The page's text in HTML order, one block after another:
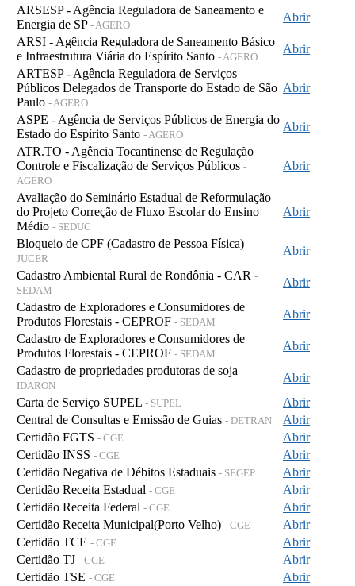
ARSESP - Agência Reguladora de Saneamento e
Energia de SP - AGERO
Abrir
ARSI - Agência Reguladora de Saneamento Básico
e Infraestrutura Viária do Espírito Santo - AGERO
Abrir
ARTESP - Agência Reguladora de Serviços
Públicos Delegados de Transporte do Estado de São
Paulo - AGERO
Abrir
ASPE - Agência de Serviços Públicos de Energia do
Estado do Espírito Santo - AGERO
Abrir
ATR.TO - Agência Tocantinense de Regulação
Controle e Fiscalização de Serviços Públicos -
AGERO
Abrir
Avaliação do Seminário Estadual de Reformulação
do Projeto Correção de Fluxo Escolar do Ensino
Médio - SEDUC
Abrir
Bloqueio de CPF (Cadastro de Pessoa Física) -
JUCER
Abrir
Cadastro Ambiental Rural de Rondônia - CAR -
SEDAM
Abrir
Cadastro de Exploradores e Consumidores de
Produtos Florestais - CEPROF - SEDAM
Abrir
Cadastro de Exploradores e Consumidores de
Produtos Florestais - CEPROF - SEDAM
Abrir
Cadastro de propriedades produtoras de soja -
IDARON
Abrir
Carta de Serviço SUPEL - SUPEL
Abrir
Central de Consultas e Emissão de Guias - DETRAN
Abrir
Certidão FGTS - CGE
Abrir
Certidão INSS - CGE
Abrir
Certidão Negativa de Débitos Estaduais - SEGEP
Abrir
Certidão Receita Estadual - CGE
Abrir
Certidão Receita Federal - CGE
Abrir
Certidão Receita Municipal(Porto Velho) - CGE
Abrir
Certidão TCE - CGE
Abrir
Certidão TJ - CGE
Abrir
Certidão TSE - CGE
Abrir